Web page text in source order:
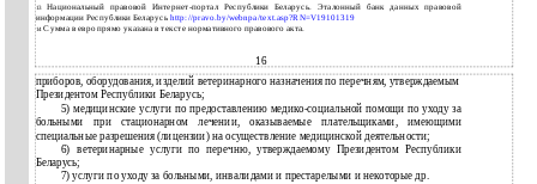
13 Национальный правовой Интернет-портал Республики Беларусь. Эталонный банк данных правовой
информации Республики Беларусь http://pravo.by/webnpa/text.asp?RN=V19101319
14 Сумма в евро прямо указана в тексте нормативного правового акта.
16
приборов, оборудования, изделий ветеринарного назначения по перечням, утверждаемым
Президентом Республики Беларусь;
5) медицинские услуги по предоставлению медико-социальной помощи по уходу за
больными при стационарном лечении, оказываемые плательщиками, имеющими
специальные разрешения (лицензии) на осуществление медицинской деятельности;
6)
ветеринарные услуги по перечню, утверждаемому Президентом Республики
Беларусь;
7) услуги по уходу за больными, инвалидами и престарелыми и некоторые др.